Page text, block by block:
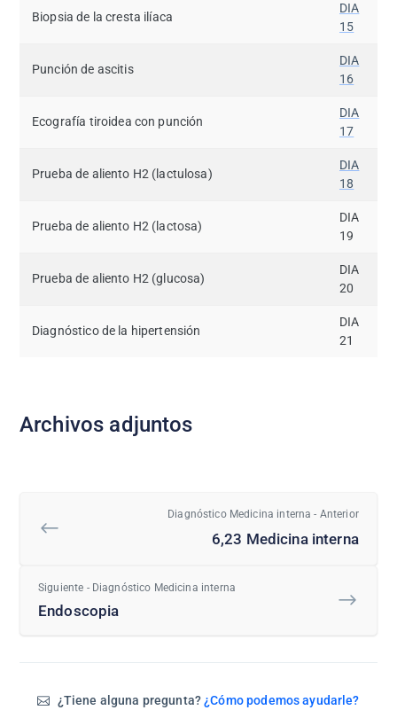
Biopsia de la cresta ilíaca
DIA
15
Punción de ascitis
DIA
16
Ecografía tiroidea con punción
DIA
17
Prueba de aliento H2 (lactulosa)
DIA
18
Prueba de aliento H2 (lactosa)
DIA
19
Prueba de aliento H2 (glucosa)
DIA
20
Diagnóstico de la hipertensión
DIA
21
Archivos adjuntos
Diagnóstico Medicina interna - Anterior
6,23 Medicina interna
Siguiente - Diagnóstico Medicina interna
Endoscopia
¿Tiene alguna pregunta?¿Cómo podemos ayudarle?